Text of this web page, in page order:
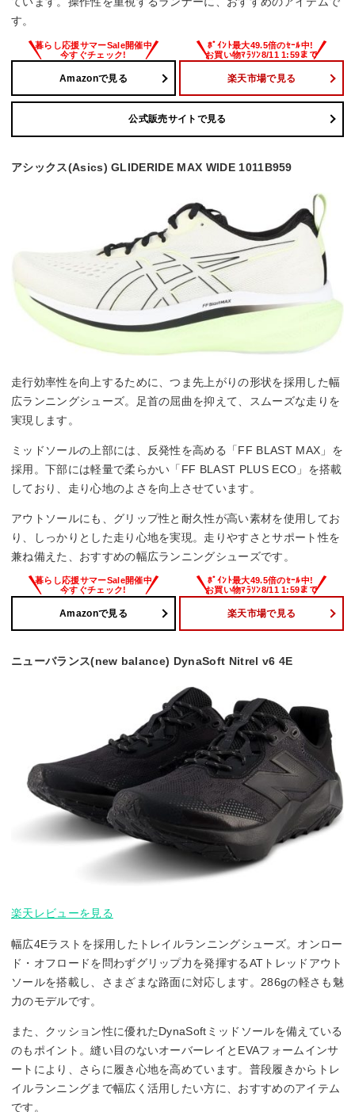
す。
Amazonで見る 楽天市場で見る
公式販売サイトで見る
アシックス(Asics) GLIDERIDE MAX WIDE 1011B959
走行効率性を向上するために、つま先上がりの形状を採用した幅
広ランニングシューズ。足首の屈曲を抑えて、スムーズな走りを
実現します。
ミッドソールの上部には、反発性を高める「FF BLAST MAX」を
採用。下部には軽量で柔らかい「FF BLAST PLUS ECO」を搭載
しており、走り心地のよさを向上させています。
アウトソールにも、グリップ性と耐久性が高い素材を使用してお
り、しっかりとした走り心地を実現。走りやすさとサポート性を
兼ね備えた、おすすめの幅広ランニングシューズです。
Amazonで見る 楽天市場で見る
ニューバランス(new balance) DynaSoft Nitrel v6 4E
楽天レビューを見る
幅広4Eラストを採用したトレイルランニングシューズ。オンロー
ド・オフロードを問わずグリップ力を発揮するATトレッドアウト
ソールを搭載し、さまざまな路面に対応します。286gの軽さも魅
力のモデルです。
また、クッション性に優れたDynaSoftミッドソールを備えている
のもポイント。縫い目のないオーバーレイとEVAフォームインサ
ートにより、さらに履き心地を高めています。普段履きからトレ
イルランニングまで幅広く活用したい方に、おすすめのアイテム
です。